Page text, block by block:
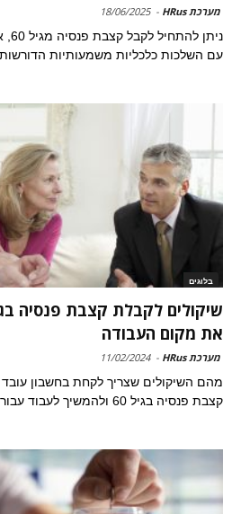
מערכת HRus -
18/06/2025
עם השלכות כלכליות משמעותיות
בלוגים
את מקום העבודה
מערכת HRus -
11/02/2024
מהם השיקולים שצריך לקחת בחשבון
קצבת פנסיה בגיל 60 ולהמשיך לעבוד עבור אותו מעסיק